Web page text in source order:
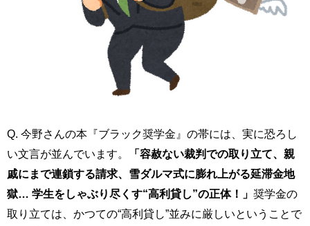
Q. 今野さんの本『ブラック奨学金』の帯には、実に恐ろし
い文言が並んでいます。
「容赦ない裁判での取り立て、親
戚にまで連鎖する請求、雪ダルマ式に膨れ上がる延滞金地
獄… 学生をしゃぶり尽くす“高利貸し”の正体！」 奨学金の
取り立ては、かつての“高利貸し”並みに厳しいということで